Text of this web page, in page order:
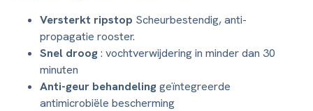
Versterkt ripstop Scheurbestendig, anti-
propagatie rooster.
Snel droog: vochtverwijdering in minder dan 30
minuten
Anti-geur behandelinggeïntegreerde
antimicrobiële bescherming